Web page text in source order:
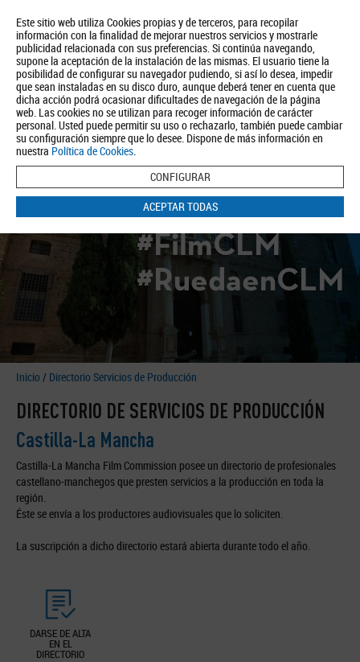
Este sitio web utiliza Cookies propias y de terceros, para recopilar
información con la finalidad de mejorar nuestros servicios y mostrarle
publicidad relacionada con sus preferencias. Si continúa navegando,
supone la aceptación de la instalación de las mismas. El usuario tiene la
posibilidad de configurar su navegador pudiendo, si así lo desea, impedir
que sean instaladas en su disco duro, aunque deberá tener en cuenta que
dicha acción podrá ocasionar dificultades de navegación de la página
web. Las cookies no se utilizan para recoger información de carácter
personal. Usted puede permitir su uso o rechazarlo, también puede cambiar
su configuración siempre que lo desee. Dispone de más información en
nuestra Política de Cookies.
CONFIGURAR
ACEPTAR TODAS
Quiénes somos Turismo Política de Privacidad Aviso Legal
Política de Cookies
BUSCAR
#FilmCLM
#RuedaenCLM
Inicio / Directorio Servicios de Producción
DIRECTORIO DE SERVICIOS DE PRODUCCIÓN
Castilla-La Mancha
Castilla-La Mancha Film Commission posee un directorio de profesionales
castellano-manchegos que presten servicios a la producción en toda la
región.
Éste se envía a los productores audiovisuales que lo soliciten.
La suscripción a dicho directorio estará abierta durante todo el año.
DARSE DE ALTA
EN EL
DIRECTORIO